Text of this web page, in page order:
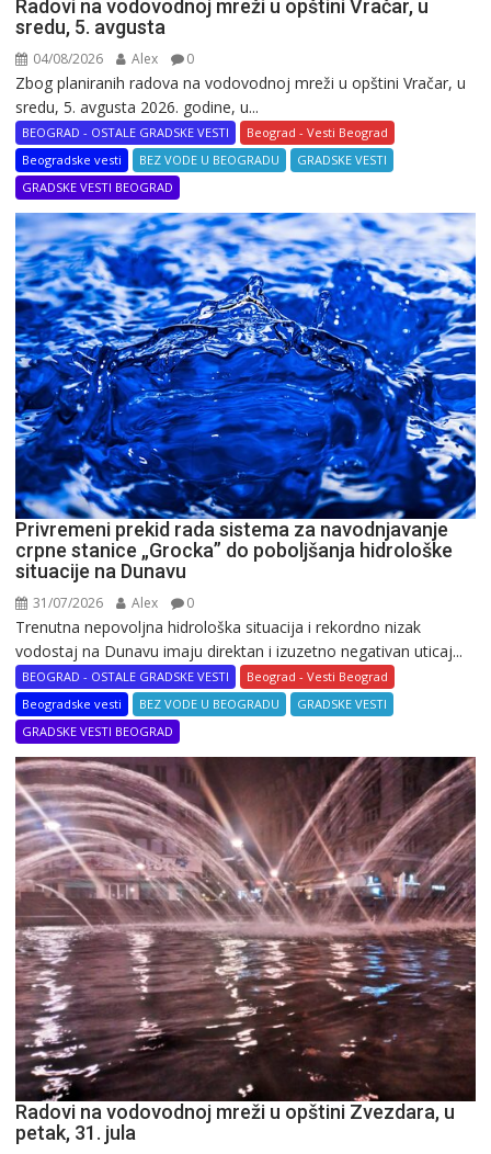
Radovi na vodovodnoj mreži u opštini Vračar, u
sredu, 5. avgusta
04/08/2026 Alex 0
Zbog planiranih radova na vodovodnoj mreži u opštini Vračar, u
sredu, 5. avgusta 2026. godine, u...
BEOGRAD - OSTALE GRADSKE VESTI
Beograd - Vesti Beograd
Beogradske vesti
BEZ VODE U BEOGRADU
GRADSKE VESTI
GRADSKE VESTI BEOGRAD
Privremeni prekid rada sistema za navodnjavanje
crpne stanice „Grocka” do poboljšanja hidrološke
situacije na Dunavu
31/07/2026 Alex 0
Trenutna nepovoljna hidrološka situacija i rekordno nizak
vodostaj na Dunavu imaju direktan i izuzetno negativan uticaj...
BEOGRAD - OSTALE GRADSKE VESTI
Beograd - Vesti Beograd
Beogradske vesti
BEZ VODE U BEOGRADU
GRADSKE VESTI
GRADSKE VESTI BEOGRAD
Radovi na vodovodnoj mreži u opštini Zvezdara, u
petak, 31. jula